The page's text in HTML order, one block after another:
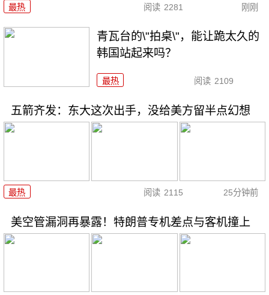
最热 阅读 2281 刚刚
青瓦台的\"拍桌\"，能让跪太久的
韩国站起来吗？
最热 阅读 2109
五箭齐发：东大这次出手，没给美方留半点幻想
最热 阅读 2115 25分钟前
美空管漏洞再暴露！特朗普专机差点与客机撞上